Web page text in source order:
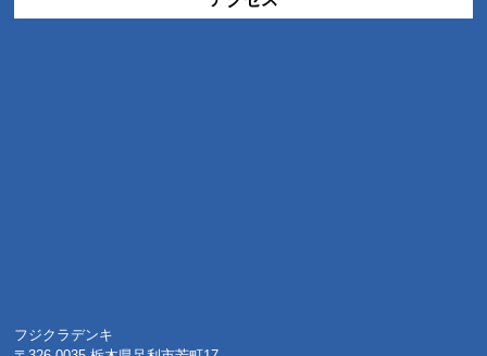
フジクラデンキ